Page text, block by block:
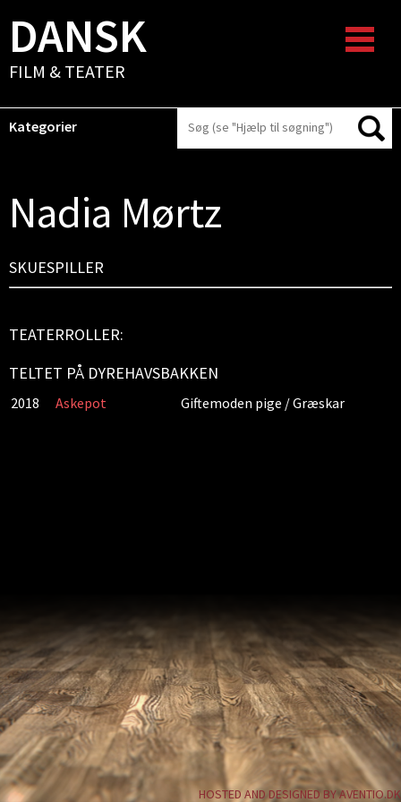
DANSK
FILM & TEATER
Kategorier
Nadia Mørtz
SKUESPILLER
TEATERROLLER:
TELTET PÅ DYREHAVSBAKKEN
2018 Askepot Giftemoden pige / Græskar
HOSTED AND DESIGNED BY AVENTIO.DK